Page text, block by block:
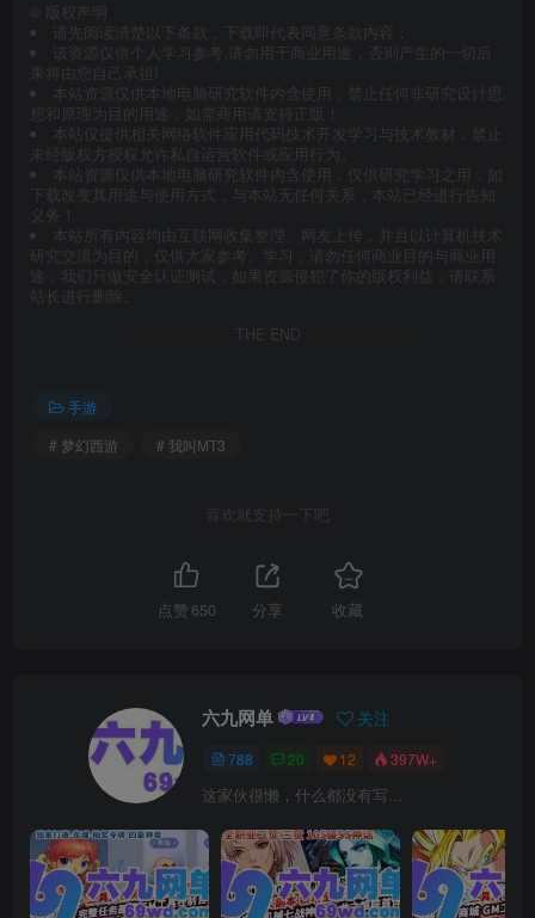
版权声明
请先阅读清楚以下条款，下载即代表同意条款内容：
该资源仅供个人学习参考,请勿用于商业用途，否则产生的一切后
果将由您自己承担!
本站资源仅供本地电脑研究软件内含使用，禁止任何非研究设计思
想和原理为目的用途，如需商用请支持正版！
本站仅提供相关网络软件应用代码技术开发学习与技术教材，禁止
未经版权方授权允许私自运营软件或应用行为。
本站资源仅供本地电脑研究软件内含使用，仅供研究学习之用，如
下载改变其用途与使用方式，与本站无任何关系，本站已经进行告知
义务！
本站所有内容均由互联网收集整理、网友上传，并且以计算机技术
研究交流为目的，仅供大家参考、学习，请勿任何商业目的与商业用
途，我们只做安全认证测试，如果资源侵犯了你的版权利益，请联系
站长进行删除。
THE END
手游
# 梦幻西游
# 我叫MT3
喜欢就支持一下吧
点赞 650 分享 收藏
六九网单 关注
788 20 12 397W+
这家伙很懒，什么都没有写...